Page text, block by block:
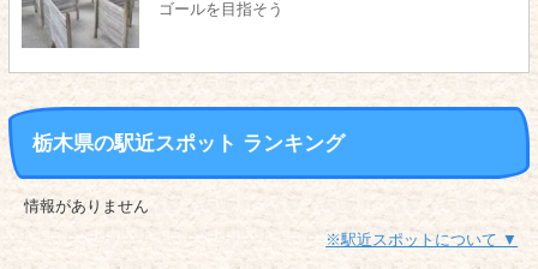
ゴールを目指そう
栃木県の駅近スポット ランキング
情報がありません
※駅近スポットについて ▼